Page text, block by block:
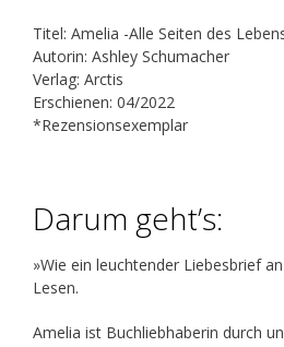
Titel: Amelia -Alle Seiten des
Autorin: Ashley Schumacher
Verlag: Arctis
Erschienen: 04/2022
*Rezensionsexemplar
Darum geht’s:
»Wie ein leuchtender Liebesbrief
Lesen.
Amelia ist Buchliebhaberin durch